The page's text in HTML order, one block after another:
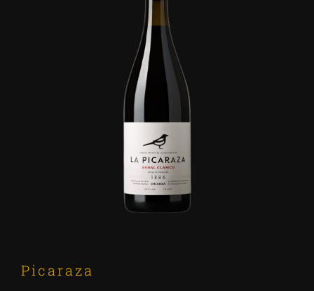
Picaraza